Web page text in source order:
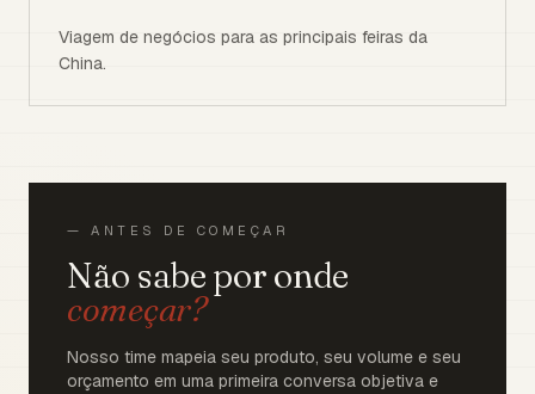
Viagem de negócios para as principais feiras da
China.
— ANTES DE COMEÇAR
Não sabe por onde
começar?
Nosso time mapeia seu produto, seu volume e seu
orçamento em uma primeira conversa objetiva e